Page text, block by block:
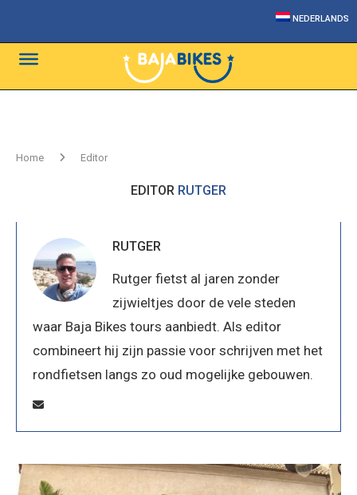
NEDERLANDS
Home Editor
EDITOR RUTGER
RUTGER
Rutger fietst al jaren zonder
zijwieltjes door de vele steden
waar Baja Bikes tours aanbiedt. Als editor
combineert hij zijn passie voor schrijven met het
rondfietsen langs zo oud mogelijke gebouwen.